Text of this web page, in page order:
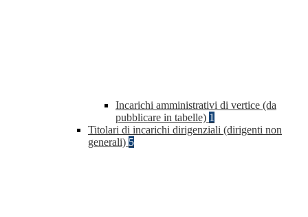
Incarichi amministrativi di vertice (da
pubblicare in tabelle) 1
Titolari di incarichi dirigenziali (dirigenti non
generali) 5